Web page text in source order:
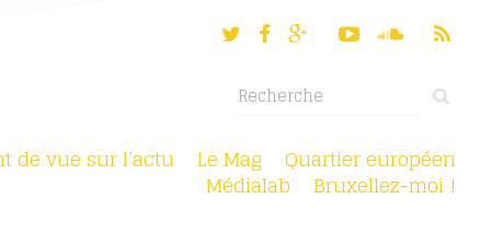
de vue sur l’actu Le Mag Quartier européen
Médialab Bruxellez-moi !